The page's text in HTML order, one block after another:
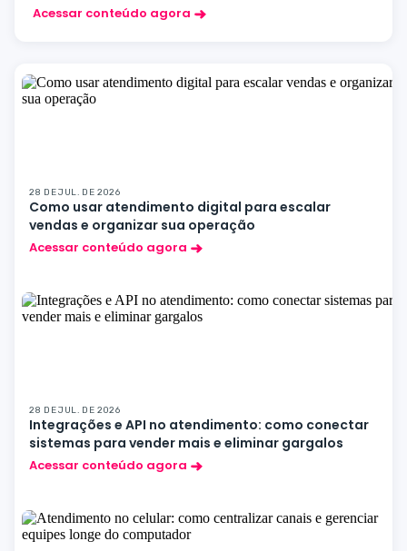
Acessar conteúdo agora
28 DE JUL. DE 2026
Como usar atendimento digital para escalar
vendas e organizar sua operação
Acessar conteúdo agora
28 DE JUL. DE 2026
Integrações e API no atendimento: como conectar
sistemas para vender mais e eliminar gargalos
Acessar conteúdo agora